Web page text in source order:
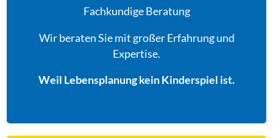
Fachkundige Beratung
Wir beraten Sie mit großer Erfahrung und
Expertise.
Weil Lebensplanung kein Kinderspiel ist.